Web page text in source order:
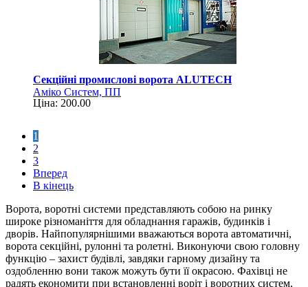
Секційні промислові ворота ALUTECН
Аміко Систем, ПП
Ціна: 200.00
1
2
3
Вперед
В кінець
Ворота, воротні системи представляють собою на ринку
широке різноманіття для обладнання гаражів, будинків і
дворів. Найпопулярнішими вважаються ворота автоматичні,
ворота секційні, рулонні та ролетні. Виконуючи свою головну
функцію – захист будівлі, завдяки гарному дизайну та
оздобленню вони також можуть бути її окрасою. Фахівці не
радять економити при встановленні воріт і воротних систем,